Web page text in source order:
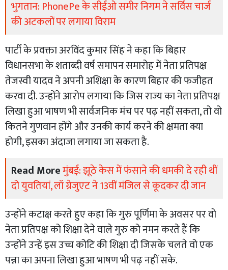
भुगतान: PhonePe के सीईओ समीर निगम ने सर्विस चार्ज
की अटकलों पर लगाया विराम
पार्टी के प्रवक्ता अरविंद कुमार सिंह ने कहा कि बिहार
विधानसभा के शताब्दी वर्ष समापन समारोह में नेता प्रतिपक्ष
तेजस्वी यादव ने अपनी अशिक्षा के कारण बिहार की फजीहत
करवा दी. उन्होंने आरोप लगाया कि जिस राज्य का नेता प्रतिपक्ष
लिखा हुआ भाषण भी सार्वजनिक मंच पर पढ़ नहीं सकता, तो वो
कितने गुणवान होंगे और उनकी कार्य करने की क्षमता क्या
होगी, इसका अंदाजा लगाया जा सकता है.
Read Moreमुंबई: झूठे केस में फंसाने की धमकी दे रही थीं
दो युवतियां, लॉ ग्रेजुएट ने 13वीं मंजिल से कूदकर दी जान
उन्होंने कटाक्ष करते हुए कहा कि गुरु पूर्णिमा के अवसर पर वो
नेता प्रतिपक्ष को शिक्षा देने वाले गुरु को नमन करते हैं कि
उन्होंने उन्हें इस उच्च कोटि की शिक्षा दी जिसके चलते वो एक
पन्ना का अपना लिखा हुआ भाषण भी पढ़ नहीं सके.